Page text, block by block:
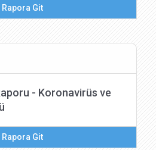
Rapora Git
- Koronavirüs ve
Rapora Git